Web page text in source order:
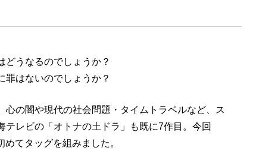
どうなるのでしょうか？
はないのでしょうか？
の闇や現代の社会問題・タイムトラベルなど、ス
レビの「オトナの土ドラ」も既に7作目。今回
めてタッグを組みました。